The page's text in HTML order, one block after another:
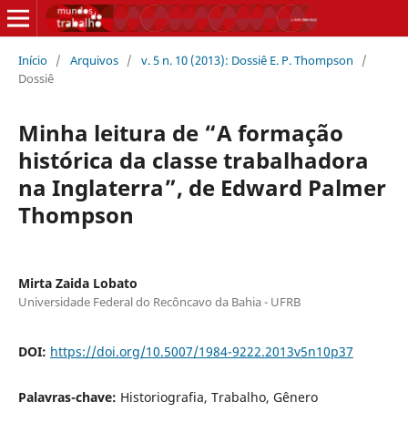
Início / Arquivos / v. 5 n. 10 (2013): Dossiê E. P. Thompson
/
Dossiê
Minha leitura de “A formação
histórica da classe trabalhadora
na Inglaterra”, de Edward Palmer
Thompson
Mirta Zaida Lobato
Universidade Federal do Recôncavo da Bahia - UFRB
DOI: https://doi.org/10.5007/1984-9222.2013v5n10p37
Palavras-chave: Historiografia, Trabalho, Gênero